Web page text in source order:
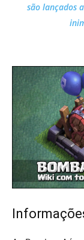
são lançados